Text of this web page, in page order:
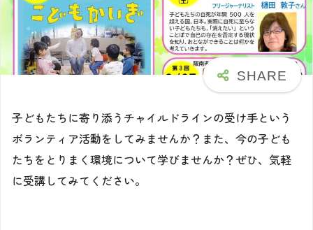
子どもたちに寄り添うチャイルドラインの受け手という
ボランティア活動をしてみませんか？また、今の子ども
たちをとりまく環境について学びませんか？ぜひ、気軽
に受講してみてください。